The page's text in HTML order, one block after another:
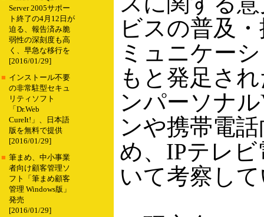
Server 2005サポー
ト終了の4月12日が
迫る、報告済み脆
弱性の深刻度も高
く、早急な移行を
[2016/01/29]
■ インストール不要
の非常駐型セキュ
リティソフト
「Dr.Web
CureIt!」、日本語
版を無料で提供
[2016/01/29]
■ 筆まめ、中小事業
者向け顧客管理ソ
フト「筆まめ顧客
管理 Windows版」
発売
[2016/01/29]
ビスの普及
ミュニケー
もと発足さ
ンパーソナ
ンや携帯電
め、IPテレ
いて考察し